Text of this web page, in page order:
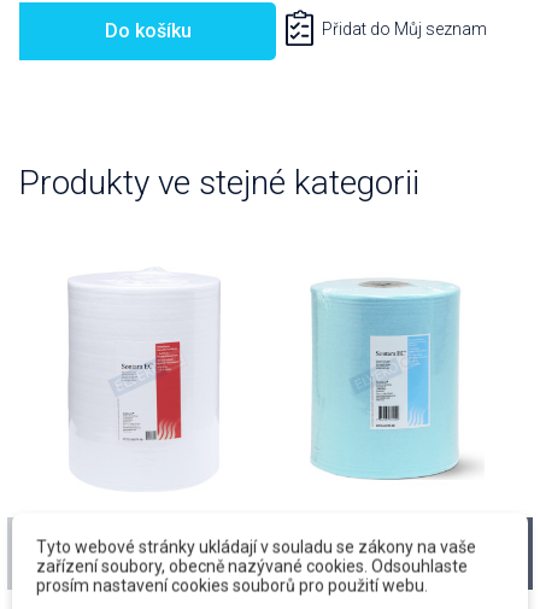
Do košíku Přidat do Můj seznam
Produkty ve stejné kategorii
30x38cm, 400 útr., bílá,
role
30x34cm, 400 útr.,
tyrkys/M, role
Tyto webové stránky ukládají v souladu se zákony na vaše
zařízení soubory, obecně nazývané cookies. Odsouhlaste
prosím nastavení cookies souborů pro použití webu.